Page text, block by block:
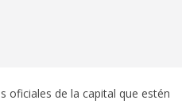
oficiales de la capital que estén